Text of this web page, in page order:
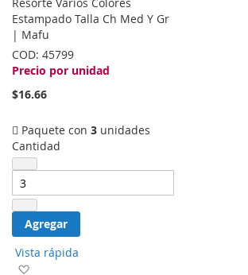
lista
de
deseos
Resorte Varios Colores
Estampado Talla Ch Med Y Gr
| Mafu
COD: 45799
Precio por unidad
$16.66
Paquete con 3 unidades
Cantidad
Agregar
Vista rápida